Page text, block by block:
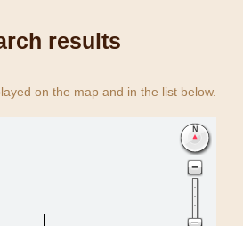
results
on the map and in the list below.